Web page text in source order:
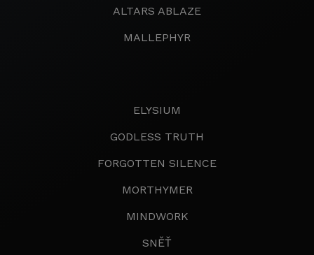
ALTARS ABLAZE
MALLEPHYR
ELYSIUM
GODLESS TRUTH
FORGOTTEN SILENCE
MORTHYMER
MINDWORK
SNĚŤ